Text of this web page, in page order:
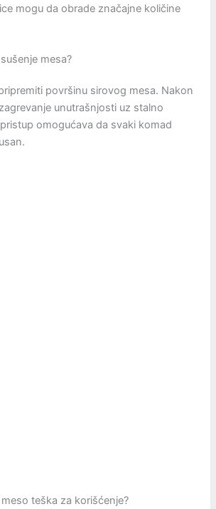
mogu da obrade značajne količine
mesa?
površinu sirovog mesa. Nakon
unutrašnjosti uz stalno
omogućava da svaki komad
teška za korišćenje?